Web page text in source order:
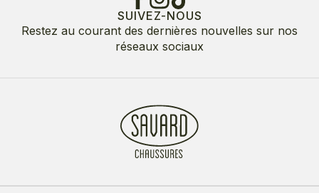
SUIVEZ-NOUS
Restez au courant des dernières nouvelles sur nos
réseaux sociaux